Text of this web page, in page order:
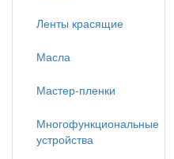
Ленты красящие
Масла
Мастер-пленки
Многофункциональные
устройства